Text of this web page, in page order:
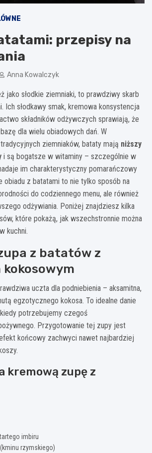
przepisy na
Anna Kowalczyk
jako słodkie ziemniaki, to prawdziwy skarb
Ich słodkawy smak, kremowa konsystencja
składników odżywczych sprawiają, że
dla wielu obiadowych dań. W
ziemniaków, bataty mają niższy
i są bogatsze w witaminy – szczególnie w
im charakterystyczny pomarańczowy
obiadu z batatami to nie tylko sposób na
do codziennego menu, ale również
odżywiania. Poniżej znajdziesz kilka
które pokażą, jak wszechstronnie można
kuchni.
z batatów z
kokosowym
uczta dla podniebienia – aksamitna,
egzotycznego kokosa. To idealne danie
potrzebujemy czegoś
Przygotowanie tej zupy jest
końcowy zachwyci nawet najbardziej
kremową zupę z
imbiru
rzymskiego)